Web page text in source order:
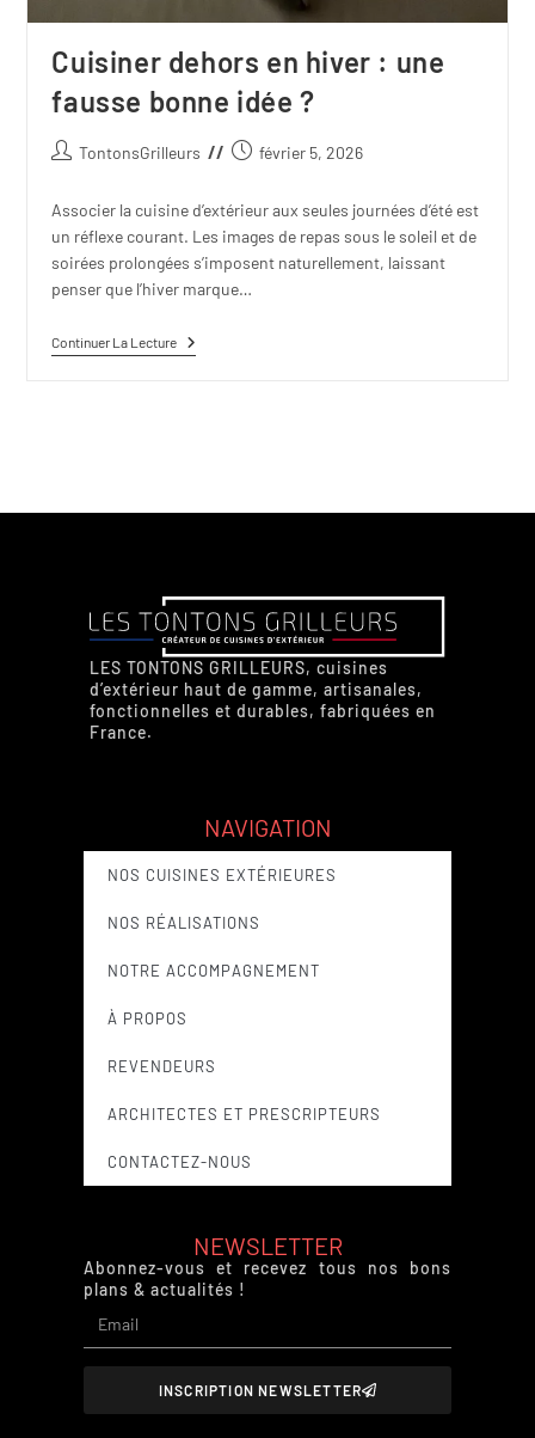
Cuisiner dehors en hiver : une
fausse bonne idée ?
TontonsGrilleurs février 5, 2026
Associer la cuisine d’extérieur aux seules journées d’été est
un réflexe courant. Les images de repas sous le soleil et de
soirées prolongées s’imposent naturellement, laissant
penser que l’hiver marque…
Continuer La Lecture
LES TONTONS GRILLEURS, cuisines
d’extérieur haut de gamme, artisanales,
fonctionnelles et durables, fabriquées en
France.
NAVIGATION
NOS CUISINES EXTÉRIEURES
NOS RÉALISATIONS
NOTRE ACCOMPAGNEMENT
À PROPOS
REVENDEURS
ARCHITECTES ET PRESCRIPTEURS
CONTACTEZ-NOUS
NEWSLETTER
Abonnez-vous et recevez tous nos bons
plans & actualités !
INSCRIPTION NEWSLETTER